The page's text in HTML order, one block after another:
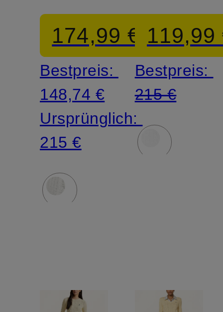
174,99 €
Bestpreis:
148,74 €
Ursprünglich:
215 €
119,99
Bestpreis:
215 €